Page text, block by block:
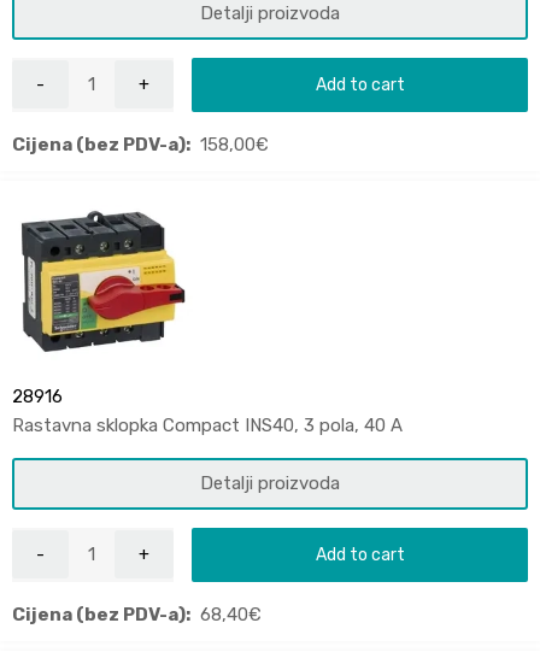
Detalji proizvoda
Add to cart
Cijena (bez PDV-a): 158,00€
28916
Rastavna sklopka Compact INS40, 3 pola, 40 A
Detalji proizvoda
Add to cart
Cijena (bez PDV-a): 68,40€